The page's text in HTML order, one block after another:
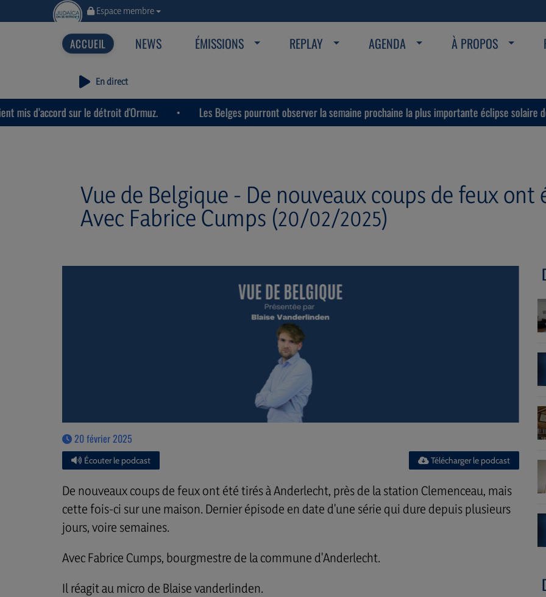
Espace membre
NEWS ÉMISSIONS REPLAY AGENDA À PROPOS
En direct
d’accord sur le détroit d'Ormuz. Les Belges pourront observer la semaine prochaine la plus importante éclipse solaire de ces
Vue de Belgique - De nouveaux coups de feux
Avec Fabrice Cumps (20/02/2025)
20 février 2025
Écouter le podcast Télécharger le podcast
De nouveaux coups de feux ont été tirés à Anderlecht, près de la station Clemenceau, mais
cette fois-ci sur une maison. Dernier épisode en date d'une série qui dure depuis plusieurs
jours, voire semaines.
Avec Fabrice Cumps, bourgmestre de la commune d'Anderlecht.
Il réagit au micro de Blaise vanderlinden.